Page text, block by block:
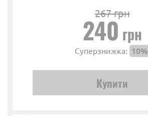
267 грн
240грн
Суперзнижка: 10%